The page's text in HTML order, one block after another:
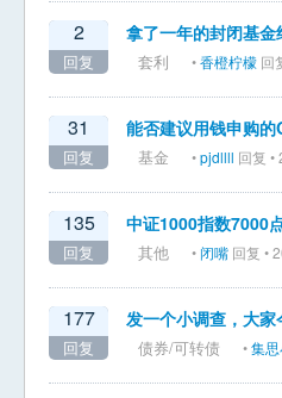
2
回复
拿了一年的封闭基金
套利 •香橙柠檬 回
31
回复
能否建议用钱申购
基金 •pjdllll 回复
135
回复
中证1000指数7000
其他 •闭嘴 回复 •
177
回复
发一个小调查，大
债券/可转债 •集